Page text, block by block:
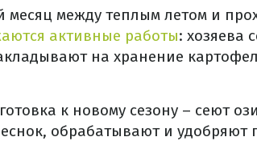
месяц между теплым летом и
активные работы: хозяева
на хранение
к новому сезону – сеют
обрабатывают и удобряют